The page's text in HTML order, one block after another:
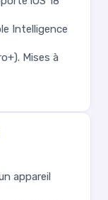
Intelligence
Mises à
appareil